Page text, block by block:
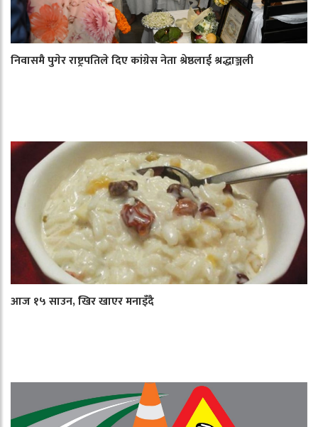
निवासमै पुगेर राष्ट्रपतिले दिए कांग्रेस नेता श्रेष्ठलाई श्रद्धाञ्जली
आज १५ साउन, खिर खाएर मनाइँदै